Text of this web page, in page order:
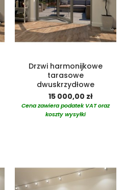
Drzwi harmonijkowe
tarasowe
dwuskrzydłowe
15 000,00 zł
Cena zawiera podatek VAT oraz
koszty wysyłki